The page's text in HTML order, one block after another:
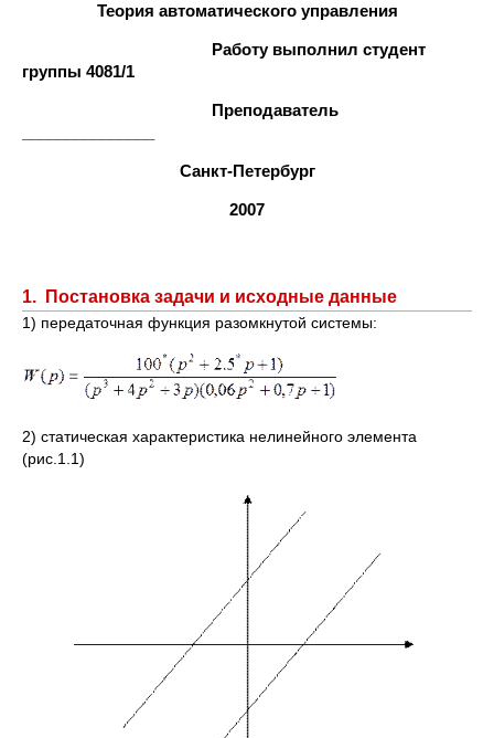
Теория автоматического управления
Работу выполнил студент
группы 4081/1
Преподаватель
Санкт-Петербург
2007
1. Постановка задачи и исходные данные
1) передаточная функция разомкнутой системы:
2) статическая характеристика нелинейного элемента
(рис.1.1)